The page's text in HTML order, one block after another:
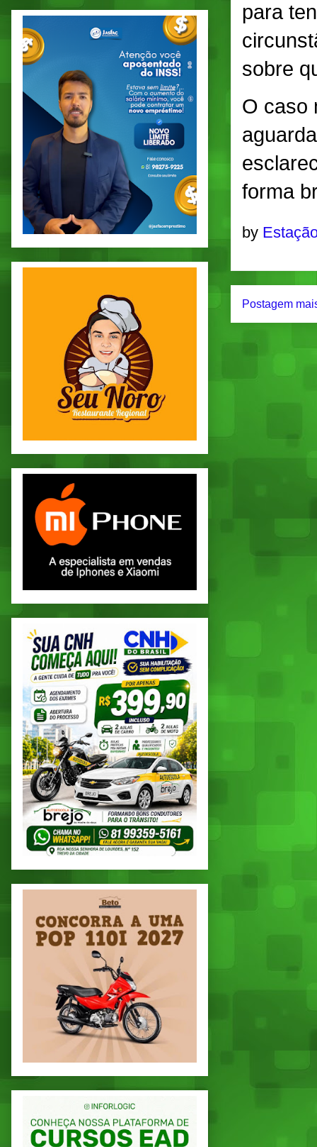
para
sobre
O caso
forma
by
Postagem